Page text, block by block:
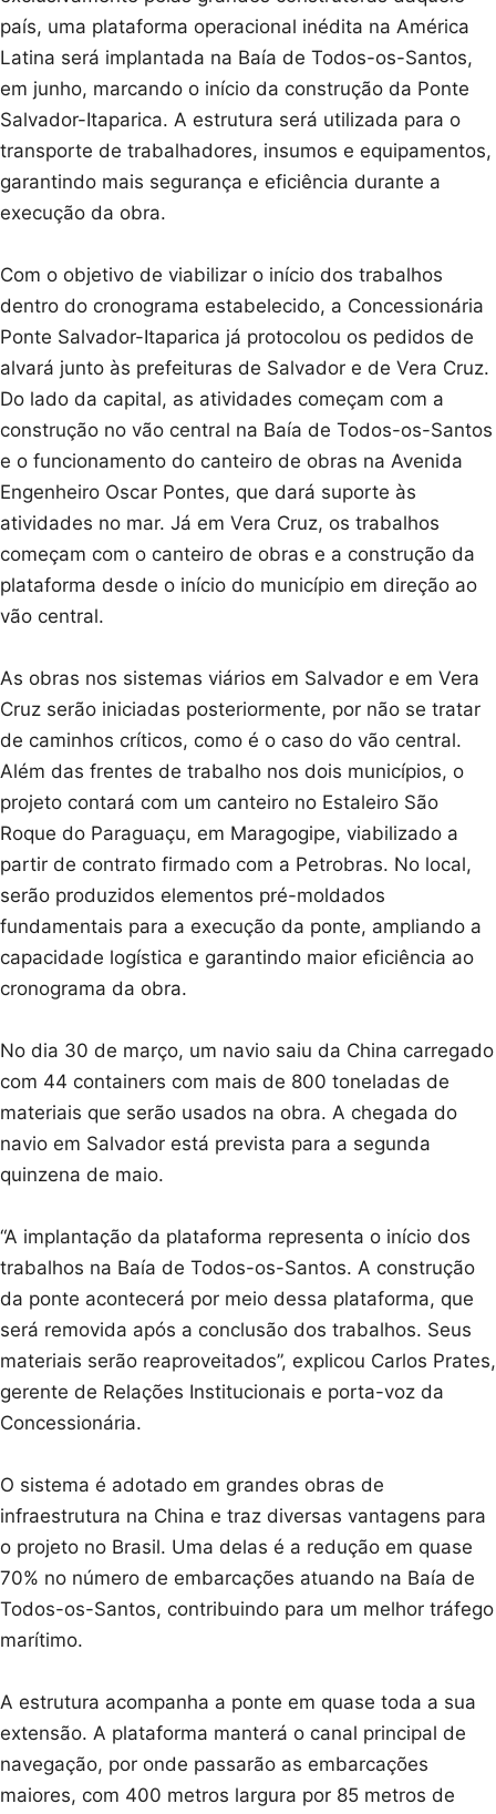
país, uma plataforma operacional inédita na América
Latina será implantada na Baía de Todos-os-Santos,
em junho, marcando o início da construção da Ponte
Salvador-Itaparica. A estrutura será utilizada para o
transporte de trabalhadores, insumos e equipamentos,
garantindo mais segurança e eficiência durante a
execução da obra.
Com o objetivo de viabilizar o início dos trabalhos
dentro do cronograma estabelecido, a Concessionária
Ponte Salvador-Itaparica já protocolou os pedidos de
alvará junto às prefeituras de Salvador e de Vera Cruz.
Do lado da capital, as atividades começam com a
construção no vão central na Baía de Todos-os-Santos
e o funcionamento do canteiro de obras na Avenida
Engenheiro Oscar Pontes, que dará suporte às
atividades no mar. Já em Vera Cruz, os trabalhos
começam com o canteiro de obras e a construção da
plataforma desde o início do município em direção ao
vão central.
As obras nos sistemas viários em Salvador e em Vera
Cruz serão iniciadas posteriormente, por não se tratar
de caminhos críticos, como é o caso do vão central.
Além das frentes de trabalho nos dois municípios, o
projeto contará com um canteiro no Estaleiro São
Roque do Paraguaçu, em Maragogipe, viabilizado a
partir de contrato firmado com a Petrobras. No local,
serão produzidos elementos pré-moldados
fundamentais para a execução da ponte, ampliando a
capacidade logística e garantindo maior eficiência ao
cronograma da obra.
No dia 30 de março, um navio saiu da China carregado
com 44 containers com mais de 800 toneladas de
materiais que serão usados na obra. A chegada do
navio em Salvador está prevista para a segunda
quinzena de maio.
“A implantação da plataforma representa o início dos
trabalhos na Baía de Todos-os-Santos. A construção
da ponte acontecerá por meio dessa plataforma, que
será removida após a conclusão dos trabalhos. Seus
materiais serão reaproveitados”, explicou Carlos Prates,
gerente de Relações Institucionais e porta-voz da
Concessionária.
O sistema é adotado em grandes obras de
infraestrutura na China e traz diversas vantagens para
o projeto no Brasil. Uma delas é a redução em quase
70% no número de embarcações atuando na Baía de
Todos-os-Santos, contribuindo para um melhor tráfego
marítimo.
A estrutura acompanha a ponte em quase toda a sua
extensão. A plataforma manterá o canal principal de
navegação, por onde passarão as embarcações
maiores, com 400 metros largura por 85 metros de